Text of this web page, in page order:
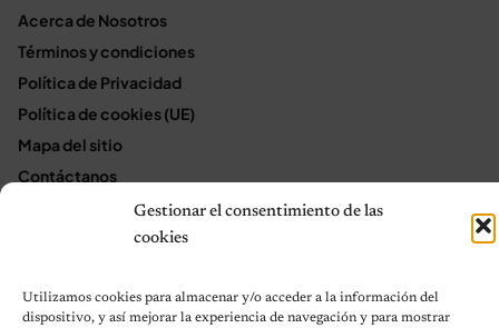
Gestionar el consentimiento de las
cookies
Utilizamos cookies para almacenar y/o acceder a la información del
dispositivo, y así mejorar la experiencia de navegación y para mostrar
Acerca de Nosotros
Términos y condiciones
Política de Privacidad
Política de cookies (UE)
Mapa del sitio
Contáctanos
Terms and Conditions
© 2026 Notas de Mascotas
Política de privacidad